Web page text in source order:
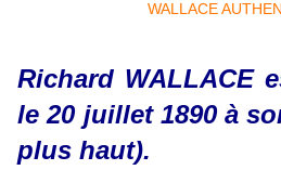
Richard WALLACE
le 20 juillet 1890 à
plus haut).